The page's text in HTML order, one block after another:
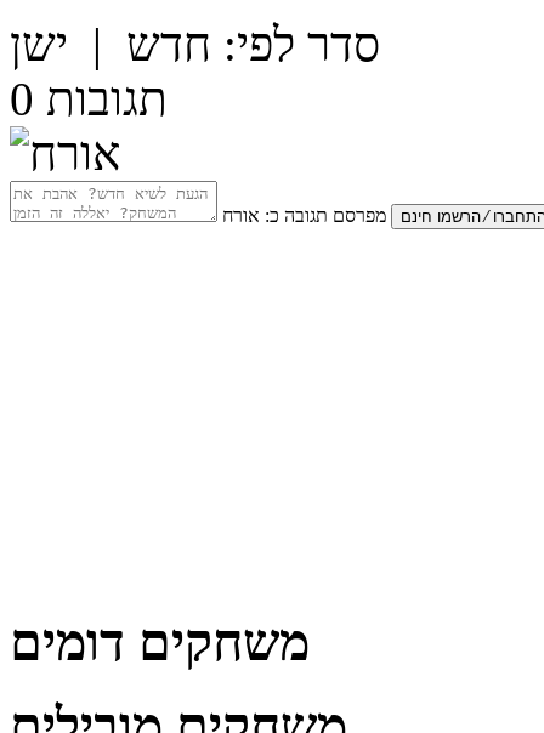
סדר לפי: חדש | ישן
0 תגובות
מפרסם תגובה כ: אורח
משחקים דומים